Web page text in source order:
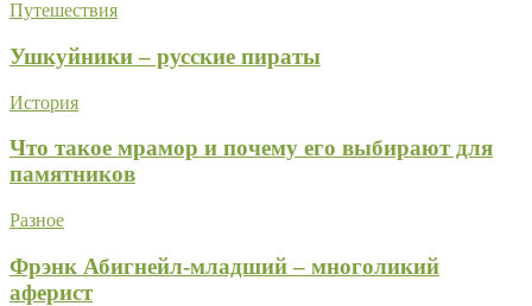
Путешествия
Ушкуйники – русские пираты
История
Что такое мрамор и почему его выбирают для
памятников
Разное
Фрэнк Абигнейл-младший – многоликий
аферист